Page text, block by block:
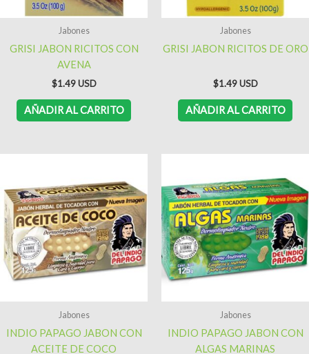
Jabones
GRISI JABON RICITOS CON
AVENA
$1.49
AÑADIR AL CARRITO
Jabones
GRISI JABON RICITOS DE ORO
$1.49
AÑADIR AL CARRITO
Jabones
INDIO PAPAGO JABON CON
ACEITE DE COCO
Jabones
INDIO PAPAGO JABON CON
ALGAS MARINAS